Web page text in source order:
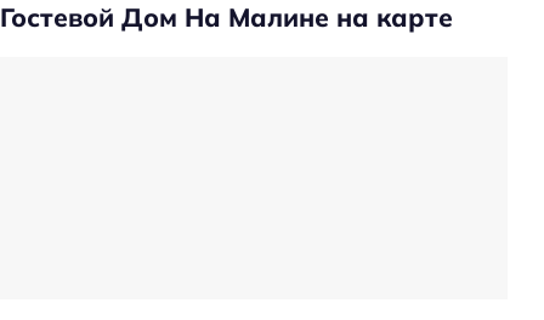
Ускоренная регистрация заезда/отъезда
Гостевой Дом На Малине на карте